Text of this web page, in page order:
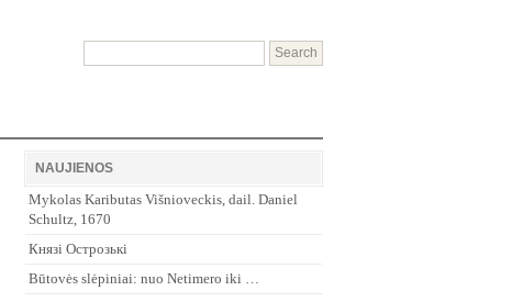
NAUJIENOS
Mykolas Kaributas Višnioveckis, dail. Daniel
Schultz, 1670
Князі Острозькі
Būtovės slėpiniai: nuo Netimero iki …